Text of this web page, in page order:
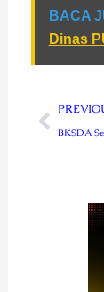
BACA
Dinas
Prev